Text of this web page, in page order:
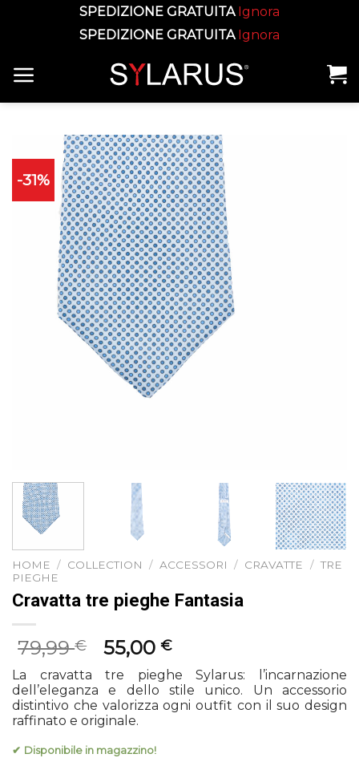
SPEDIZIONE GRATUITA Ignora
SPEDIZIONE GRATUITA Ignora
content
-31%
HOME / COLLECTION / ACCESSORI / CRAVATTE / TRE
PIEGHE
Cravatta tre pieghe Fantasia
79,99€
Il
prezzo
originale
era:
79,99 €.
55,00 €Il
prezzo
attuale
è:
La cravatta tre pieghe Sylarus: l’incarnazione
dell’eleganza e dello stile unico. Un accessorio
distintivo che valorizza ogni outfit con il suo design
raffinato e originale.
✔ Disponibile in magazzino!